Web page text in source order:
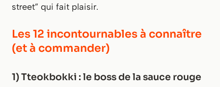
street” qui fait plaisir.
Les 12 incontournables à connaître
(et à commander)
1) Tteokbokki : le boss de la sauce rouge